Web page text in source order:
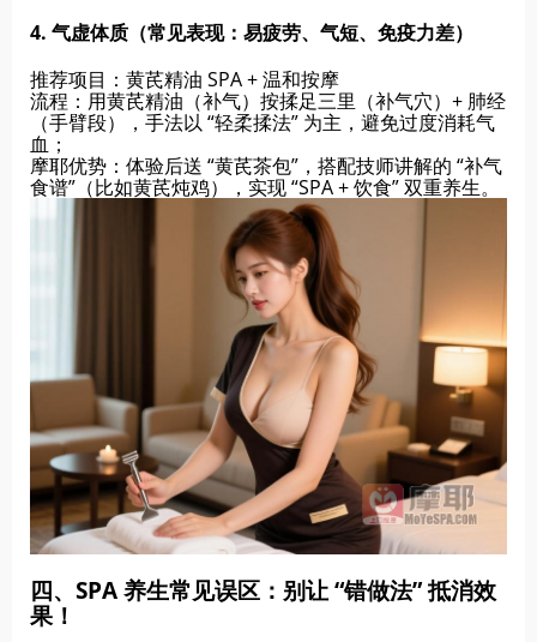
4. 气虚体质（常见表现：易疲劳、气短、免疫力差）
推荐项目：黄芪精油 SPA + 温和按摩
流程：用黄芪精油（补气）按揉足三里（补气穴）+ 肺经
（手臂段），手法以 “轻柔揉法” 为主，避免过度消耗气
血；
摩耶优势：体验后送 “黄芪茶包”，搭配技师讲解的 “补气
食谱”（比如黄芪炖鸡），实现 “SPA + 饮食” 双重养生。
四、SPA 养生常见误区：别让 “错做法” 抵消效
果！